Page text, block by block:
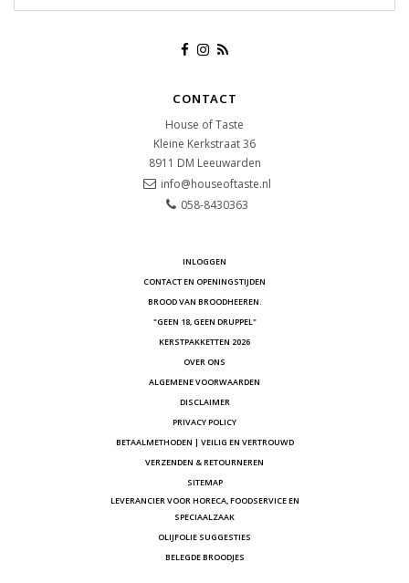
CONTACT
House of Taste
Kleine Kerkstraat 36
8911 DM Leeuwarden
info@houseoftaste.nl
058-8430363
INLOGGEN
CONTACT EN OPENINGSTIJDEN
BROOD VAN BROODHEEREN.
"GEEN 18, GEEN DRUPPEL"
KERSTPAKKETTEN 2026
OVER ONS
ALGEMENE VOORWAARDEN
DISCLAIMER
PRIVACY POLICY
BETAALMETHODEN | VEILIG EN VERTROUWD
VERZENDEN & RETOURNEREN
SITEMAP
LEVERANCIER VOOR HORECA, FOODSERVICE EN
SPECIAALZAAK
OLIJFOLIE SUGGESTIES
BELEGDE BROODJES